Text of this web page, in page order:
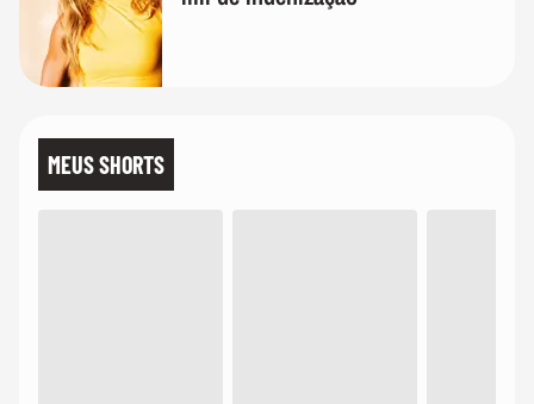
MEUS SHORTS